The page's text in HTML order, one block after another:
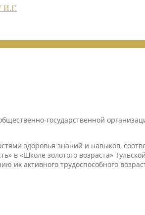
государственной
здоровья знаний и навыков,
в «Школе золотого возраста»
их активного трудоспособного